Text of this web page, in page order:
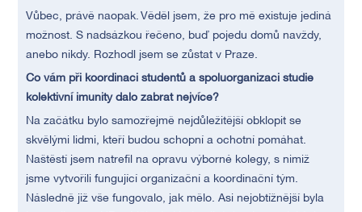
Vůbec, právě naopak. Věděl jsem, že pro mě existuje jediná
možnost. S nadsázkou řečeno, buď pojedu domů navždy,
anebo nikdy. Rozhodl jsem se zůstat v Praze.
Co vám při koordinaci studentů a spoluorganizaci studie
kolektivní imunity dalo zabrat nejvíce?
Na začátku bylo samozřejmě nejdůležitější obklopit se
skvělými lidmi, kteří budou schopní a ochotní pomáhat.
Naštěstí jsem natrefil na opravu výborné kolegy, s nimiž
jsme vytvořili fungující organizační a koordinační tým.
Následně již vše fungovalo, jak mělo. Asi nejobtížnější byla